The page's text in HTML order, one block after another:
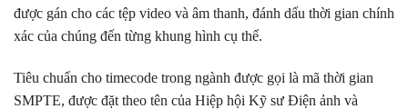
được gán cho các tệp video và âm thanh, đánh dấu thời gian chính
xác của chúng đến từng khung hình cụ thể.
Tiêu chuẩn cho timecode trong ngành được gọi là mã thời gian
SMPTE, được đặt theo tên của Hiệp hội Kỹ sư Điện ảnh và